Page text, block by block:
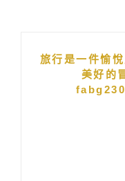
旅行是一件愉
美好的